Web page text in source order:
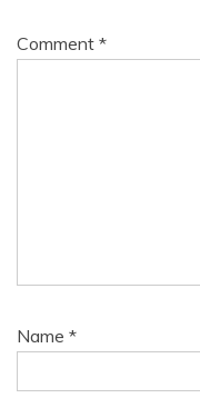
Comment *
Name *